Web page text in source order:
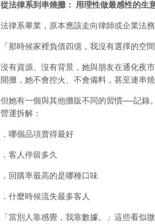
從法律系到串燒攤： 用理性做最感性的生
法律系畢業，原本應該走向律師或企業法
「那時候家裡負債四億，我沒有選擇的空間
沒有資源、沒有背景，她與朋友在通化夜
開攤，她不會控火、不會備料，甚至連串
但她有一個與其他攤販不同的習慣──記錄
營運拆解：
．哪個品項賣得最好
．客人停留多久
．回購率最高的是哪種口味
．什麼時候流失最多客人
「當別人靠感覺，我靠數據。」這些看似